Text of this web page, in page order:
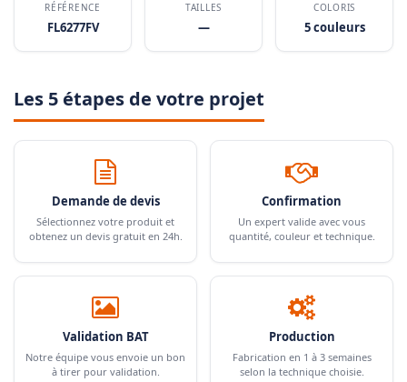
RÉFÉRENCE
FL6277FV
TAILLES
—
COLORIS
5 couleurs
Les 5 étapes de votre projet
Demande de devis
Sélectionnez votre produit et
obtenez un devis gratuit en 24h.
Confirmation
Un expert valide avec vous
quantité, couleur et technique.
Validation BAT
Notre équipe vous envoie un bon
à tirer pour validation.
Production
Fabrication en 1 à 3 semaines
selon la technique choisie.